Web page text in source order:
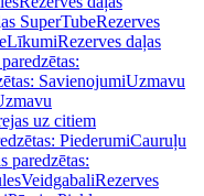
SuperTubeRezerves
LīkumiRezerves daļas
SavienojumiUzmavu
uz citiem
PiederumiCauruļu
paredzētas:
VeidgabaliRezerves